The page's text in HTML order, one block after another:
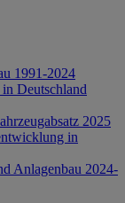
1991-2024
Deutschland
2025
in
Anlagenbau 2024-